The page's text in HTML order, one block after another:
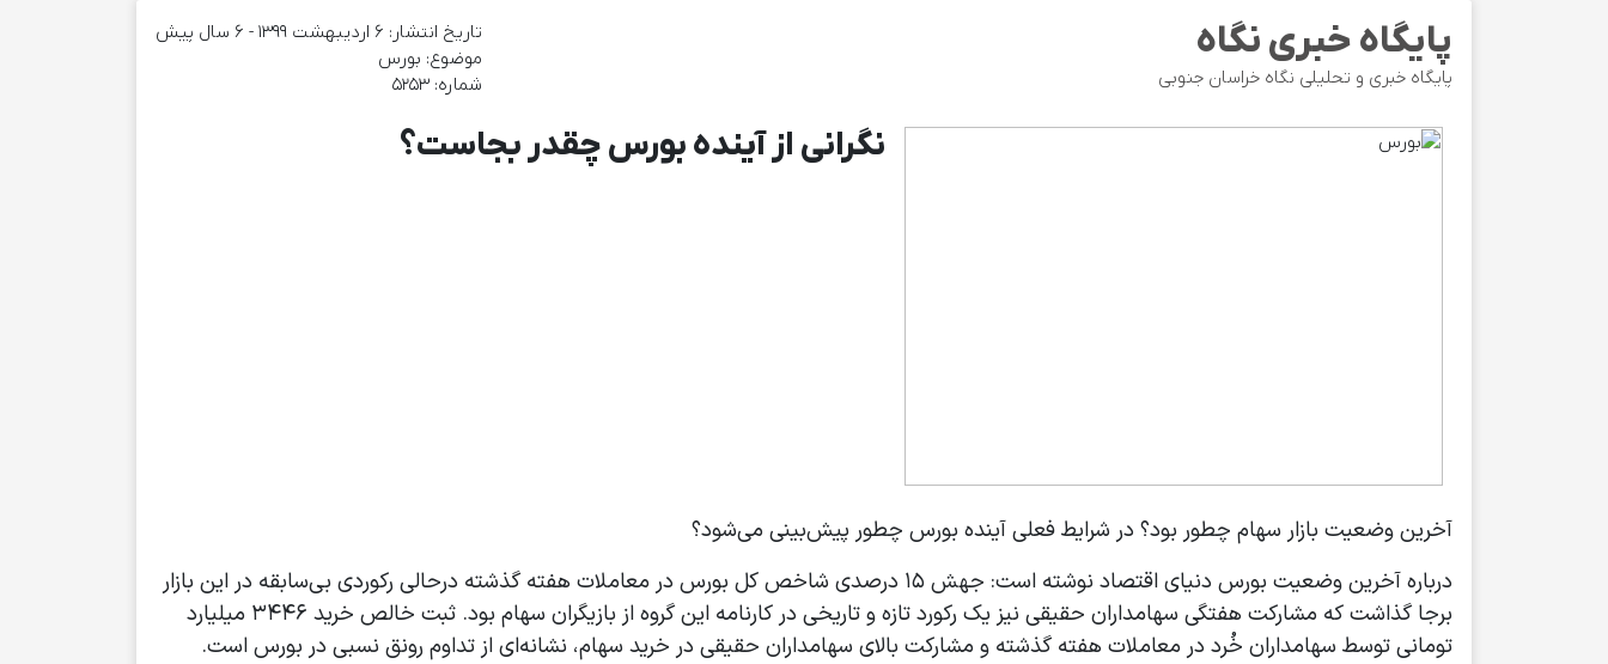
پایگاه خبری نگاه
پایگاه خبری و تحلیلی نگاه خراسان جنوبی
تاریخ انتشار: ۶ اردیبهشت ۱۳۹۹ - 6 سال پیش
موضوع:‌ بورس
شماره: 5253
نگرانی از آینده بورس چقدر بجاست؟
آخرین وضعیت بازار سهام چطور بود؟ در شرایط فعلی آینده بورس چطور پیش‌بینی می‌شود؟
درباره آخرین وضعیت بورس دنیای اقتصاد نوشته است: جهش ۱۵ درصدی شاخص کل بورس در معاملات هفته گذشته درحالی رکوردی بی‌سابقه در این بازار
برجا گذاشت که مشارکت هفتگی سهامداران حقیقی نیز یک رکورد تازه و تاریخی در کارنامه این گروه از بازیگران سهام بود. ثبت خالص خرید ۳۴۴۶ میلیارد
تومانی توسط سهامداران خُرد در معاملات هفته گذشته و مشارکت بالای سهامداران حقیقی در خرید سهام، نشانه‌‌ای از تداوم رونق نسبی در بورس است.